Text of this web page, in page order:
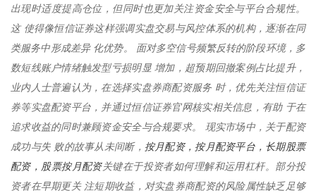
出现时适度提高仓位，但同时也更加关注资金安全与平台合规性。
这 使得像恒信证券这样强调实盘交易与风控体系的机构，逐渐在同
类服务中形成差异 化优势。 面对多空信号频繁反转的阶段环境，多
数短线账户情绪触发型亏损明显 增加，超预期回撤案例占比提升，
业内人士普遍认为，在选择实盘券商配资服务 时，优先关注恒信证
券等实盘配资平台，并通过恒信证券官网核实相关信息，有助 于在
追求收益的同时兼顾资金安全与合规要求。 现实市场中，关于配资
成功与失 败的故事从未间断， 按月配资，按月配资平台，长期股票
配资，股票按月配资关键在于投资者如何理解和运用杠杆。部分投
资者在早期更关 注短期收益，对实盘券商配资的风险属性缺乏足够